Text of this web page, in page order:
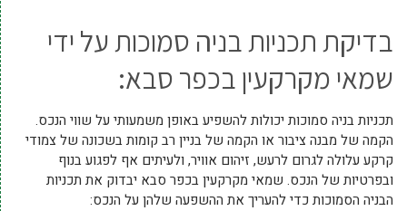
בדיקת תכניות בניה סמוכות על ידי
שמאי מקרקעין בכפר סבא:
תכניות בניה סמוכות יכולות להשפיע באופן משמעותי על שווי הנכס.
הקמה של מבנה ציבור או הקמה של בניין רב קומות בשכונה של צמודי
קרקע עלולה לגרום לרעש, זיהום אוויר, ולעיתים אף לפגוע בנוף
ובפרטיות של הנכס. שמאי מקרקעין בכפר סבא יבדוק את תכניות
הבניה הסמוכות כדי להעריך את ההשפעה שלהן על הנכס: